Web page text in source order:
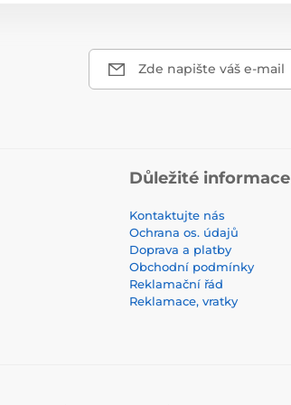
Zde napište váš e-mail
Důležité informace
Kontaktujte nás
Ochrana os. údajů
Doprava a platby
Obchodní podmínky
Reklamační řád
Reklamace, vratky